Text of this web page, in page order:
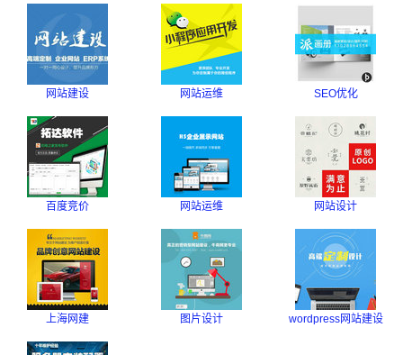
网站建设 网站运维 SEO优化
百度竞价 网站运维 网站设计
上海网建 图片设计 wordpress网站建设